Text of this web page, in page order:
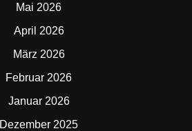
Mai 2026
April 2026
März 2026
Februar 2026
Januar 2026
Dezember 2025